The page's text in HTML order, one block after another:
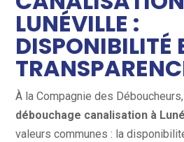
LUNÉVILLE :
DISPONIBILITÉ
À la Compagnie des Déboucheurs,
débouchage canalisation à
valeurs communes : la